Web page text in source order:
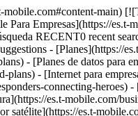
business/tablets) - [Accesorios](https://es.t-mobile.com/business/accessories) - [Trae tu propio dispositivo](https://es.t-mobile.com/business/byod-bring-your-own-device) - [Dispositivos certificados sin existencias](https://es.t-mobile.com/business/solutions/iot/device-certification) - Ofertas - [Ver ofertas](https://es.t-mobile.com/business/offers/business-deals-hub) - [Apple](https://es.t-mobile.com/business/apple-business-iphone-deals) - [Samsung](https://es.t-mobile.com/business/offers/samsung-galaxy-5g) - [Google Pixel](https://es.t-mobile.com/business/offers/google-pixel-deals) - [Internet](https://es.t-mobile.com/business/business-internet) Internet - [Información general](https://es.t-mobile.com/business/business-internet) - [Internet para empresas pequeñas/medianas](https://es.t-mobile.com/business/solutions/business-internet-services/small-business-internet) - [Internet para empresas grandes](https://es.t-mobile.com/business/solutions/business-internet-services/business-internet) - [Internet para el gobierno](https://es.t-mobile.com/business/government/internet-services) - [Internet para la educación](https://es.t-mobile.com/business/education/internet-services) - [Verifica disponibilidad](https://es.t-mobile.com/business/check-eligibility) - [Ofertas](https://es.t-mobile.com/business/offers/business-deals-hub)